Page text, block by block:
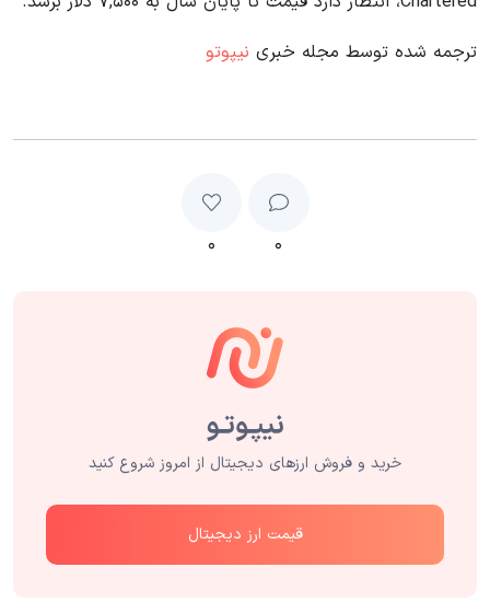
ترجمه شده توسط مجله خبری نیپوتو
۰ ۰
خرید و فروش ارزهای دیجیتال از امروز شروع کنید
قیمت ارز دیجیتال